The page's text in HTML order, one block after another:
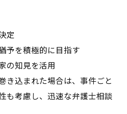
定
予を積極的に目指す
の知見を活用
き込まれた場合は、事件ごと
も考慮し、迅速な弁護士相談